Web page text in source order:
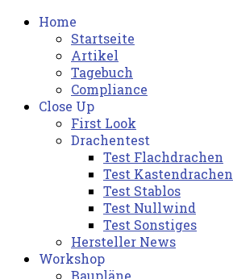
Home
Startseite
Artikel
Tagebuch
Compliance
Close Up
First Look
Drachentest
Test Flachdrachen
Test Kastendrachen
Test Stablos
Test Nullwind
Test Sonstiges
Hersteller News
Workshop
Baupläne